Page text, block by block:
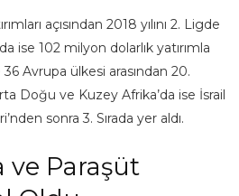
açısından 2018 yılını 2. Ligde
ise 102 milyon dolarlık yatırımla
Avrupa ülkesi arasından 20.
Doğu ve Kuzey Afrika’da ise İsrail
sonra 3. Sırada yer aldı.
ve Paraşüt